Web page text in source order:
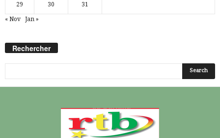
29 30 31
« Nov Jan »
Rechercher